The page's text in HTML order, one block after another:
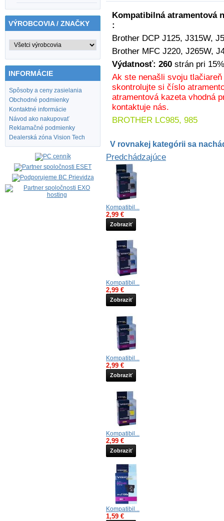
VÝROBCOVIA / ZNAČKY
INFORMÁCIE
Spôsoby a ceny zasielania
Obchodné podmienky
Kontaktné informácie
Návod ako nakupovať
Reklamačné podmienky
Dealerská zóna Vision Tech
Kompatibilná atramentová
:
Brother DCP J125, J315W,
Brother MFC J220, J265W,
Výdatnosť: 260 strán pri
Ak ste nenašli svoju
skontrolujte si číslo
atramentová kazeta vhodná
kontaktuje nás.
BROTHER LC985, 985
V rovnakej kategórii sa
Predchádzajúce
Kompatibil...
2,99 €
Zobraziť
Kompatibil...
2,99 €
Zobraziť
Kompatibil...
2,99 €
Zobraziť
Kompatibil...
2,99 €
Zobraziť
Kompatibil...
1,59 €